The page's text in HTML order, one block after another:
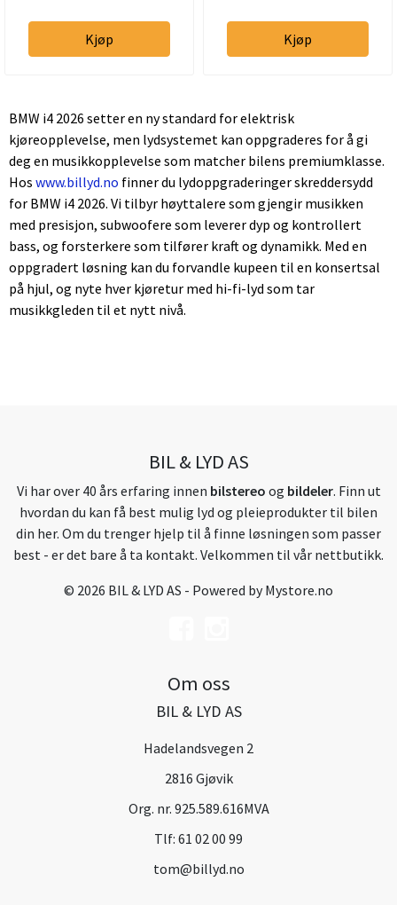
Kjøp Kjøp
BMW i4 2026 setter en ny standard for elektrisk
kjøreopplevelse, men lydsystemet kan oppgraderes for å gi
deg en musikkopplevelse som matcher bilens premiumklasse.
Hos www.billyd.no finner du lydoppgraderinger skreddersydd
for BMW i4 2026. Vi tilbyr høyttalere som gjengir musikken
med presisjon, subwoofere som leverer dyp og kontrollert
bass, og forsterkere som tilfører kraft og dynamikk. Med en
oppgradert løsning kan du forvandle kupeen til en konsertsal
på hjul, og nyte hver kjøretur med hi-fi-lyd som tar
musikkgleden til et nytt nivå.
BIL & LYD AS
Vi har over 40 års erfaring innen bilstereo og bildeler. Finn ut
hvordan du kan få best mulig lyd og pleieprodukter til bilen
din her. Om du trenger hjelp til å finne løsningen som passer
best - er det bare å ta kontakt. Velkommen til vår nettbutikk.
© 2026 BIL & LYD AS - Powered byMystore.no
Om oss
BIL & LYD AS
Hadelandsvegen 2
2816 Gjøvik
Org. nr. 925.589.616MVA
Tlf: 61 02 00 99
tom@billyd.no